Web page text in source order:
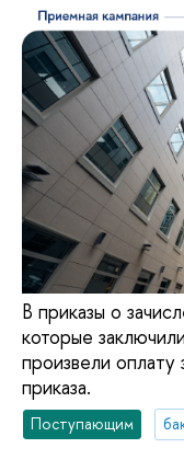
В приказы о
которые
произвели
приказа.
Поступающим